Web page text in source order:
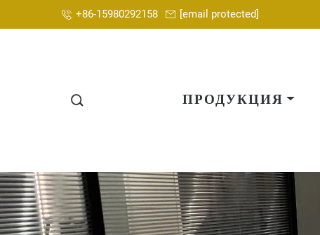
+86-15980292158 [email protected]
ПРОДУКЦИЯ